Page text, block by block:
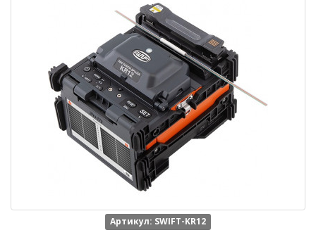
Артикул: SWIFT-KR12